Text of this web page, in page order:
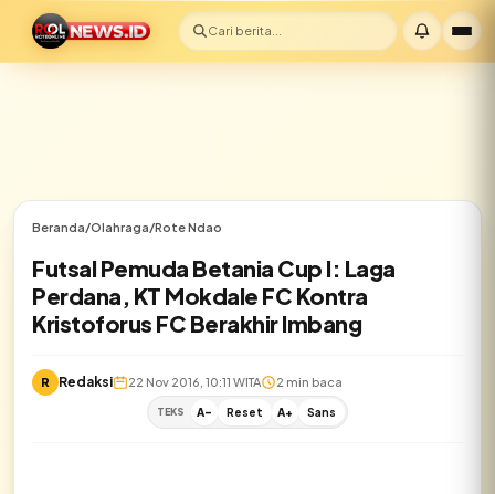
Cari berita...
Beranda/Olahraga/Rote Ndao
Futsal Pemuda Betania Cup I: Laga
Perdana, KT Mokdale FC Kontra
Kristoforus FC Berakhir Imbang
R Redaksi 22 Nov 2016, 10:11 WITA 2 min baca
TEKS A- Reset A+ Sans